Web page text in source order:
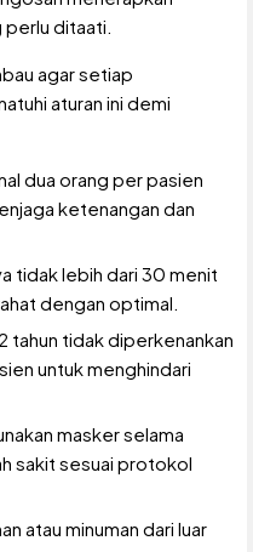
perlu ditaati.
agar setiap
aturan ini demi
dua orang per pasien
ketenangan dan
tidak lebih dari 30 menit
dengan optimal.
tahun tidak diperkenankan
untuk menghindari
masker selama
sakit sesuai protokol
atau minuman dari luar